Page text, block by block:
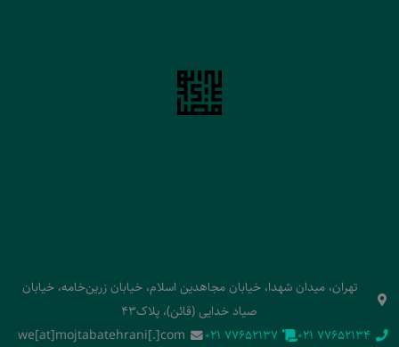
تهران، میدان شهدا، خیابان مجاهدین اسلام، خیابان زرین‌خامه، خیابان
صیاد خدایی (قائن)، پلاک43
‭021 77652134‬
‭021 77652137‬
we[at]mojtabatehrani[.]com